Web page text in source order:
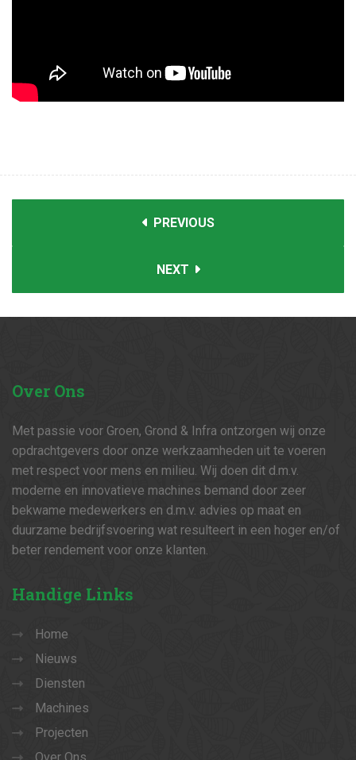
PREVIOUS
NEXT
Over Ons
Met passie voor Groen, Grond & Infra ontzorgen wij onze
opdrachtgevers door onze werkzaamheden uit te voeren
met respect voor mens en milieu. Wij doen dit d.m.v.
moderne en innovatieve machines bemand door zeer
bekwame medewerkers en d.m.v. advies op maat en
duurzame bedrijfsvoering wat resulteert in een hoger en/of
beter rendement voor onze klanten.
Handige Links
Home
Nieuws
Diensten
Machines
Projecten
Over Ons